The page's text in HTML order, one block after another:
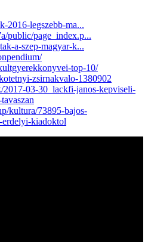
2016-legszebb-ma...
public/page_index.p...
a-szep-magyar-k...
top-10/
zsirnakvalo-1380902
03-30_lackfi-janos-kepviseli-
kultura/73895-bajos-
erdelyi-kiadoktol